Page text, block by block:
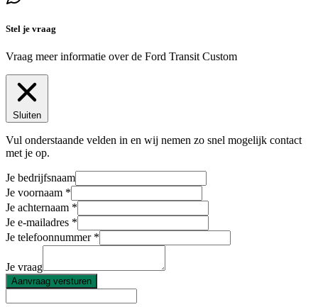
Stel je vraag
Vraag meer informatie over de Ford Transit Custom
Sluiten
Vul onderstaande velden in en wij nemen zo snel mogelijk contact
met je op.
Je bedrijfsnaam
Je voornaam
Je achternaam
Je e-mailadres
Je telefoonnummer
Je vraag
Aanvraag versturen